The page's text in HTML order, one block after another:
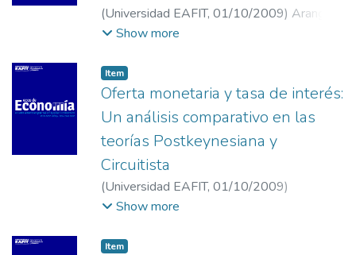
(Universidad EAFIT, 01/10/2009) Arango
Isaza, Mauricio
Show more
Item
Oferta monetaria y tasa de interés:
Un análisis comparativo en las
teorías Postkeynesiana y
Circuitista
(Universidad EAFIT, 01/10/2009)
Velásquez Garzón, Iván Darío
Show more
Item